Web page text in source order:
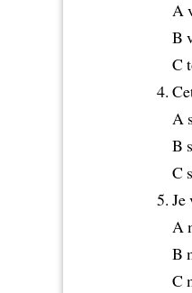
A
B
C
A
B
C
Je
A
B
C